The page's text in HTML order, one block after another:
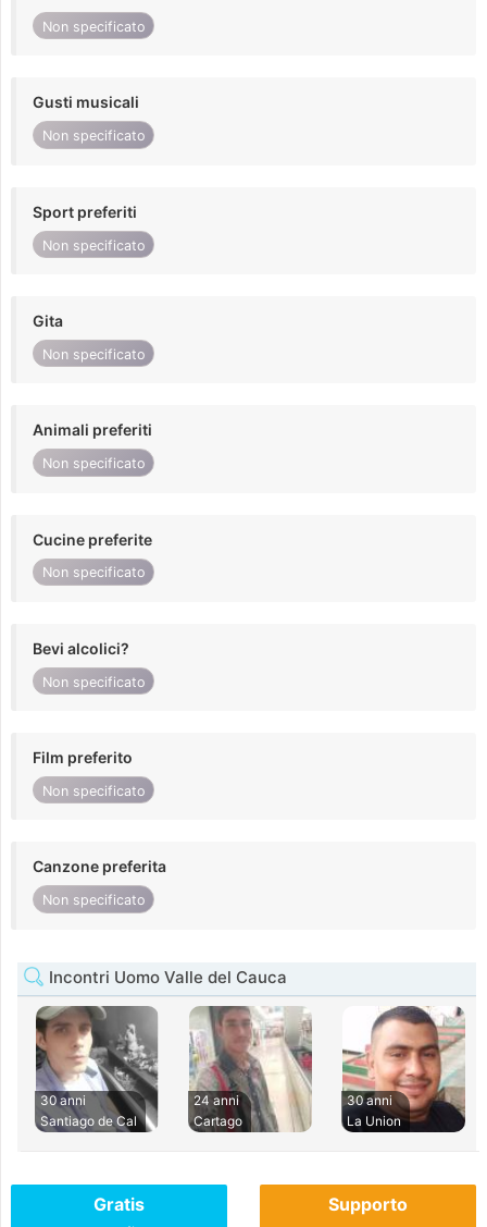
Non specificato
Gusti musicali
Non specificato
Sport preferiti
Non specificato
Gita
Non specificato
Animali preferiti
Non specificato
Cucine preferite
Non specificato
Bevi alcolici?
Non specificato
Film preferito
Non specificato
Canzone preferita
Non specificato
Incontri Uomo Valle del Cauca
30 anni
Santiago de Cal
24 anni
Cartago
30 anni
La Union
Gratis Supporto